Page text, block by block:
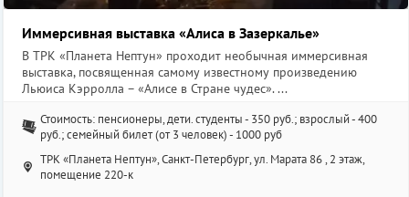
Иммерсивная выставка «Алиса в Зазеркалье»
В ТРК «Планета Нептун» проходит необычная иммерсивная
выставка, посвященная самому известному произведению
Льюиса Кэрролла – «Алисе в Стране чудес». ...
Стоимость: пенсионеры, дети. студенты - 350 руб.; взрослый - 400
руб.; семейный билет (от 3 человек) - 1000 руб
ТРК «Планета Нептун», Санкт-Петербург, ул. Марата 86 , 2 этаж,
помещение 220-к